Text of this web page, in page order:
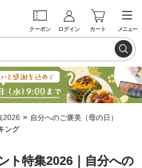
クーポン ログイン カート メニュー
2026
自分へのご褒美（母の日）
ング
ト特集2026｜自分への